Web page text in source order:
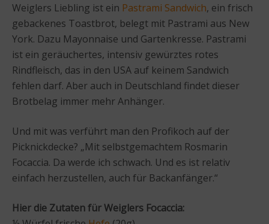
Weiglers Liebling ist ein Pastrami Sandwich, ein frisch
gebackenes Toastbrot, belegt mit Pastrami aus New
York. Dazu Mayonnaise und Gartenkresse. Pastrami
ist ein geräuchertes, intensiv gewürztes rotes
Rindfleisch, das in den USA auf keinem Sandwich
fehlen darf. Aber auch in Deutschland findet dieser
Brotbelag immer mehr Anhänger.
Und mit was verführt man den Profikoch auf der
Picknickdecke? „Mit selbstgemachtem Rosmarin
Focaccia. Da werde ich schwach. Und es ist relativ
einfach herzustellen, auch für Backanfänger.“
Hier die Zutaten für Weiglers Focaccia: